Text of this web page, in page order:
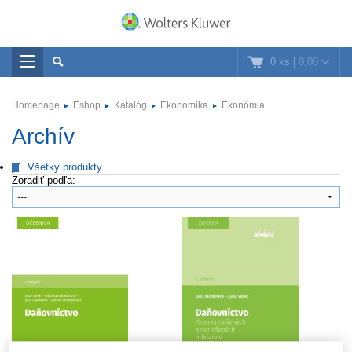
0 ks | 0,00
Homepage Eshop Katalóg Ekonomika Ekonómia
Archív
Všetky produkty
Zoradiť podľa: